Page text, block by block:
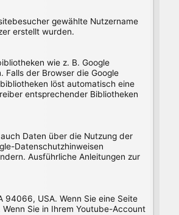
gewählte Nutzername
erstellt wurden.
wie z. B. Google
Falls der Browser die Google
löst automatisch eine
entsprechender Bibliotheken
Daten über die Nutzung der
Datenschutzhinweisen
Ausführliche Anleitungen zur
94066, USA. Wenn Sie eine Seite
Sie in Ihrem Youtube-Account